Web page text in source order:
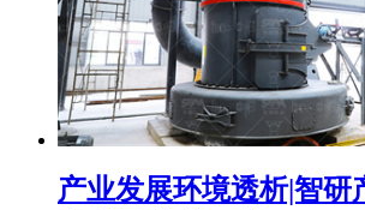
产业发展环境透析|智